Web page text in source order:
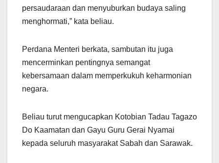
persaudaraan dan menyuburkan budaya saling
menghormati,” kata beliau.
Perdana Menteri berkata, sambutan itu juga
mencerminkan pentingnya semangat
kebersamaan dalam memperkukuh keharmonian
negara.
Beliau turut mengucapkan Kotobian Tadau Tagazo
Do Kaamatan dan Gayu Guru Gerai Nyamai
kepada seluruh masyarakat Sabah dan Sarawak.